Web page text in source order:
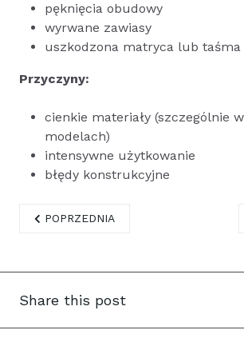
pęknięcia obudowy
wyrwane zawiasy
uszkodzona matryca lub taśma
Przyczyny:
cienkie materiały (szczególnie
modelach)
intensywne użytkowanie
błędy konstrukcyjne
POPRZEDNIA STRONA: NAPRAWA
POPRZEDNIA
Share this post